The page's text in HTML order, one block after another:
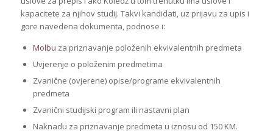
kapacitete za njihov studij. Takvi kandidati, uz prijavu za upis i
gore navedena dokumenta, podnose i:
Molbu za priznavanje položenih ekvivalentnih predmeta
Uvjerenje o položenim predmetima
Zvanične (ovjerene) opise/programe ekvivalentnih
predmeta
Zvanični studijski program ili nastavni plan
Naknadu za priznavanje predmeta u iznosu od 150 KM.